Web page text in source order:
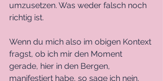
umzusetzen. Was weder falsch noch
richtig ist.
Wenn du mich also im obigen Kontext
fragst, ob ich mir den Moment
gerade, hier in den Bergen,
manifestiert habe, so sage ich nein.